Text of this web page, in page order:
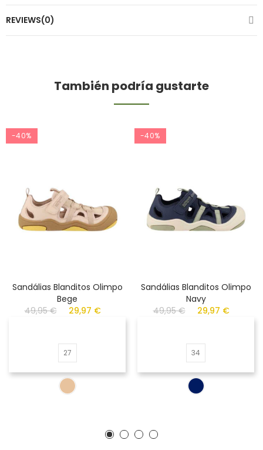
REVIEWS(0)
También podría gustarte
-40%
Sandálias Blanditos Olimpo
Bege
49,95 €
29,97 €
27
-40%
Sandálias Blanditos Olimpo
Navy
49,95 €
29,97 €
34